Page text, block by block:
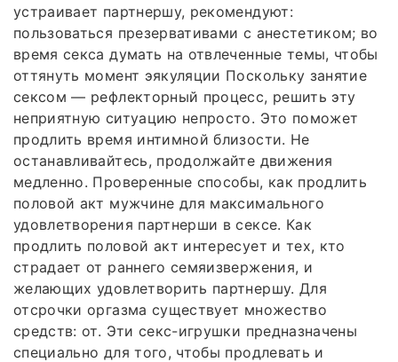
устраивает партнершу, рекомендуют:
пользоваться презервативами с анестетиком; во
время секса думать на отвлеченные темы, чтобы
оттянуть момент эякуляции Поскольку занятие
сексом — рефлекторный процесс, решить эту
неприятную ситуацию непросто. Это поможет
продлить время интимной близости. Не
останавливайтесь, продолжайте движения
медленно. Проверенные способы, как продлить
половой акт мужчине для максимального
удовлетворения партнерши в сексе. Как
продлить половой акт интересует и тех, кто
страдает от раннего семяизвержения, и
желающих удовлетворить партнершу. Для
отсрочки оргазма существует множество
средств: от. Эти секс-игрушки предназначены
специально для того, чтобы продлевать и